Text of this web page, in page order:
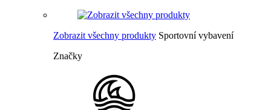
Zobrazit všechny produkty Sportovní vybavení
Značky